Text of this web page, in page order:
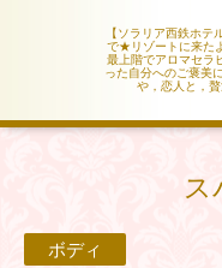
【ソラリア西鉄ホ
で★リゾートに来た
最上階でアロマセラ
った自分へのご褒美
や，恋人と，
ス
ボディ